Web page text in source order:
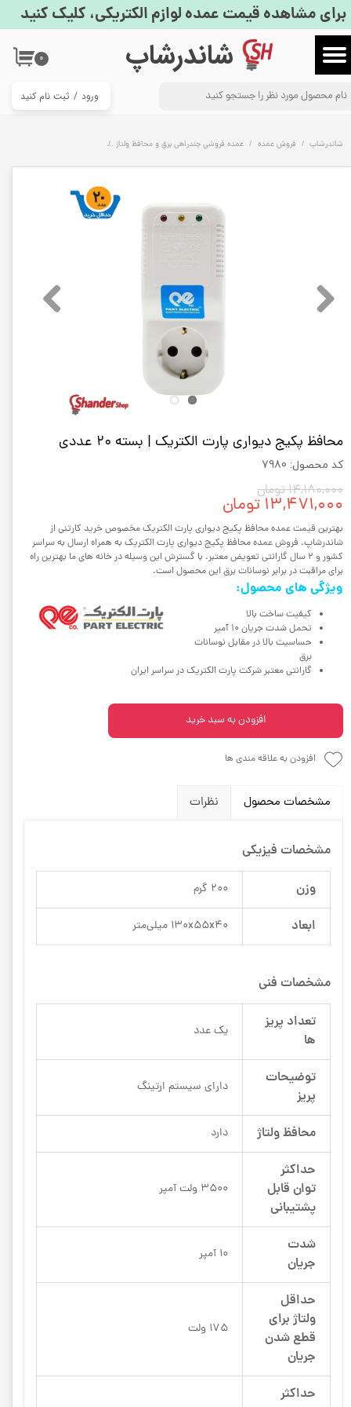
​شاندرشاپ
ورود / ثبت نام کنید
حساب کاربری من
تغییر گذر واژه
سفارشات
خروج از حساب کاربری
۰
برای مشاهده قیمت عمده لوازم الکتریکی، کلیک کنید
شاندرشاپ فروش عمده عمده فروشی چندراهی برق و محافظ ولتاژ
محافظ پکیج دیواری پارت الکتریک | بسته 20 عددی
کد محصول: 7980
۱۴,۱۸۰,۰۰۰ تومان
۱۳,۴۷۱,۰۰۰ تومان
بهترین قیمت عمده محافظ پکیج دیواری پارت الکتریک مخصوص خرید کارتنی از
شاندرشاپ. فروش عمده محافظ پکیج دیواری پارت الکتریک به همراه ارسال به سراسر
کشور و 2 سال گارانتی تعویض معتبر. با گسترش این وسیله در خانه های ما بهترین راه
برای مراقبت در برابر نوسانات برق این محصول است.
ویژگی های محصول:
کیفیت ساخت بالا
تحمل شدت جریان 10 آمپر
حساسیت بالا در مقابل نوسانات
برق
گارانتی معتبر شرکت پارت الکتریک در سراسر ایران
افزودن به سبد خرید
افزودن به علاقه مندی ها
مشخصات محصول نظرات
مشخصات فیزیکی
وزن 200 گرم
ابعاد 130x55x40 میلی‌متر
مشخصات فنی
تعداد پریز
ها
یک عدد
توضیحات
پریز
دارای سیستم ارتینگ
محافظ ولتاژ دارد
حداکثر
توان قابل
پشتیبانی
3500 ولت آمپر
شدت
جریان
10 آمپر
حداقل
ولتاژ برای
قطع شدن
جریان
175 ولت
حداکثر